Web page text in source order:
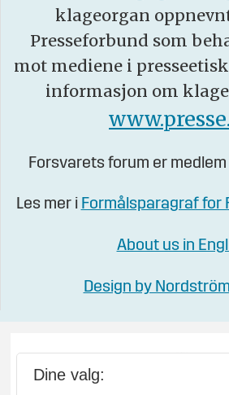
klageorgan
Presseforbund som
mot mediene i
informasjon om
Forsvarets forum er
Les mer i Formålsparagraf for
About us in
Design by
Dine valg: